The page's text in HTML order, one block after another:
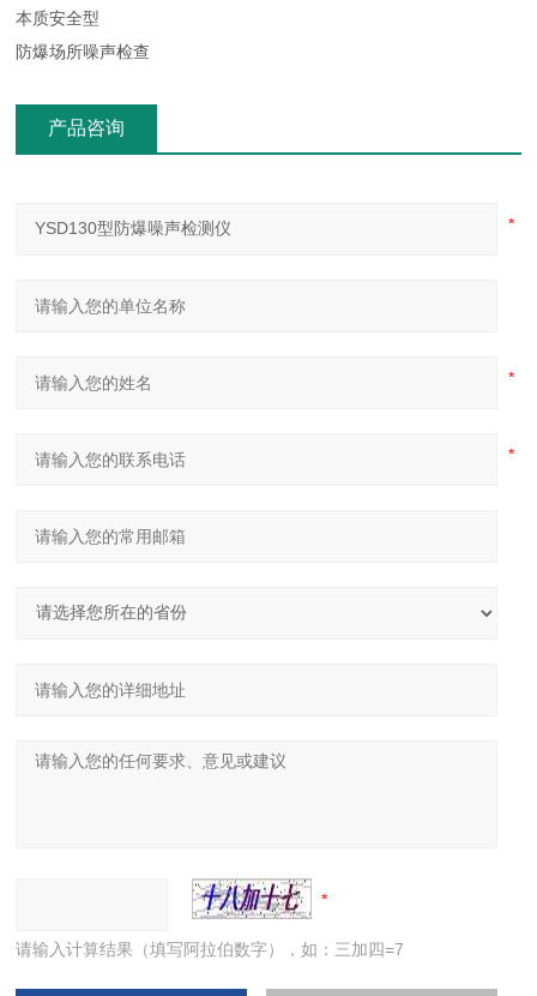
本质安全型
防爆场所噪声检查
产品咨询
请输入计算结果（填写阿拉伯数字），如：三加四=7